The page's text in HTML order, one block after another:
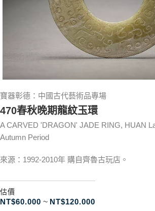
寶器彰德：中國古代藝術品專場
470春秋晚期龍紋玉環
A CARVED 'DRAGON' JADE RING, HUAN
Autumn Period
來源：1992-2010年 購自齊魯古玩店。
估價
NT$60.000 ~ NT$120.000